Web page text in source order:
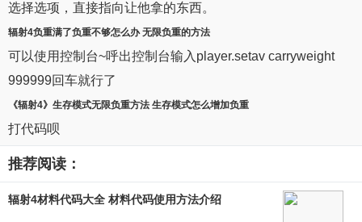
选择选项，直接指向让他拿的东西。
辐射4负重满了负重不够怎么办无限负重的方法
可以使用控制台~呼出控制台输入player.setav carryweight
999999回车就行了
《辐射4》生存模式无限负重方法 生存模式怎么增加负重
打代码呗
推荐阅读：
辐射4材料代码大全 材料代码使用方法介绍